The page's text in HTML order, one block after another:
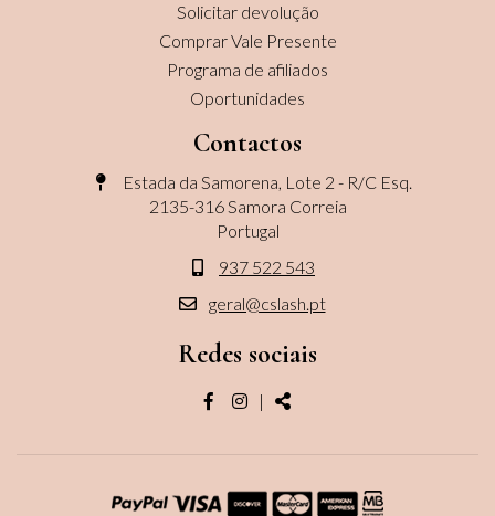
Solicitar devolução
Comprar Vale Presente
Programa de afiliados
Oportunidades
Contactos
Estada da Samorena, Lote 2 - R/C Esq.
2135-316 Samora Correia
Portugal
937 522 543
geral@cslash.pt
Redes sociais
PáginaPágina
| Share